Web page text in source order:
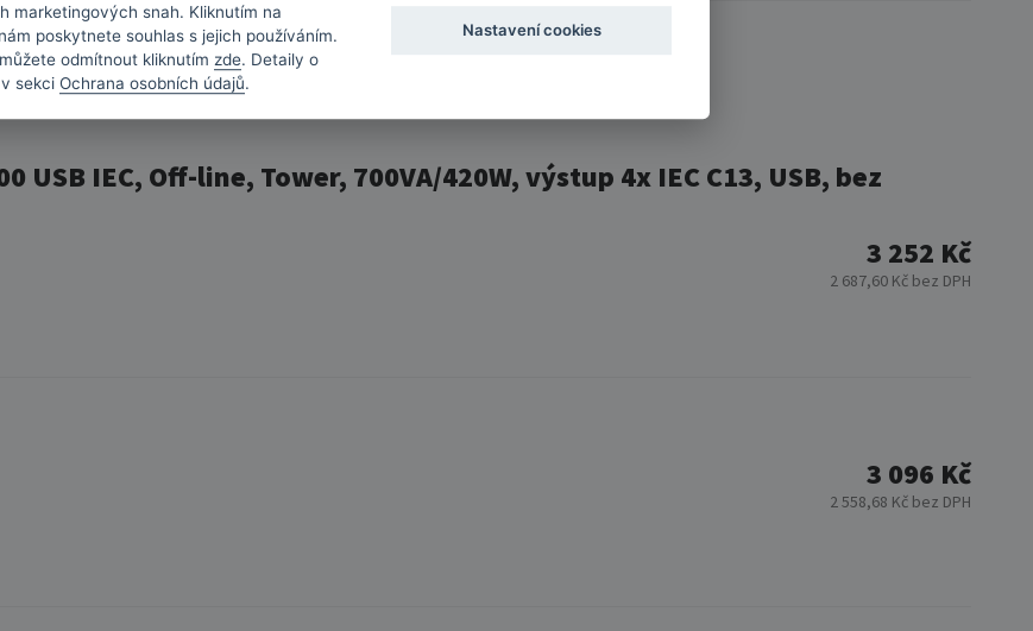
USB IEC, Off-line, Tower, 700VA/420W, výstup 4x IEC C13, USB, bez
3 252 Kč
2 687,60 Kč bez DPH
3 096 Kč
2 558,68 Kč bez DPH
marketingových snah. Kliknutím na
nám poskytnete souhlas s jejich používáním.
odmítnout kliknutím zde. Detaily o
sekci Ochrana osobních údajů.
Nastavení cookies